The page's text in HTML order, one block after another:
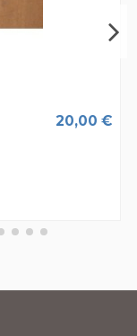
20,00 €